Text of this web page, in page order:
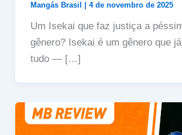
Mangás Brasil 4 de novembro de 2025
Um Isekai que faz justiça a
gênero? Isekai é um gênero que
tudo — […]